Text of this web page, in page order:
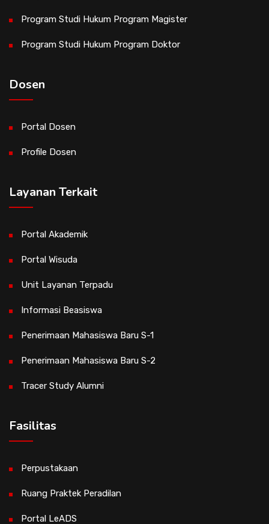
Program Studi Hukum Program Magister
Program Studi Hukum Program Doktor
Dosen
Portal Dosen
Profile Dosen
Layanan Terkait
Portal Akademik
Portal Wisuda
Unit Layanan Terpadu
Informasi Beasiswa
Penerimaan Mahasiswa Baru S-1
Penerimaan Mahasiswa Baru S-2
Tracer Study Alumni
Fasilitas
Perpustakaan
Ruang Praktek Peradilan
Portal LeADS